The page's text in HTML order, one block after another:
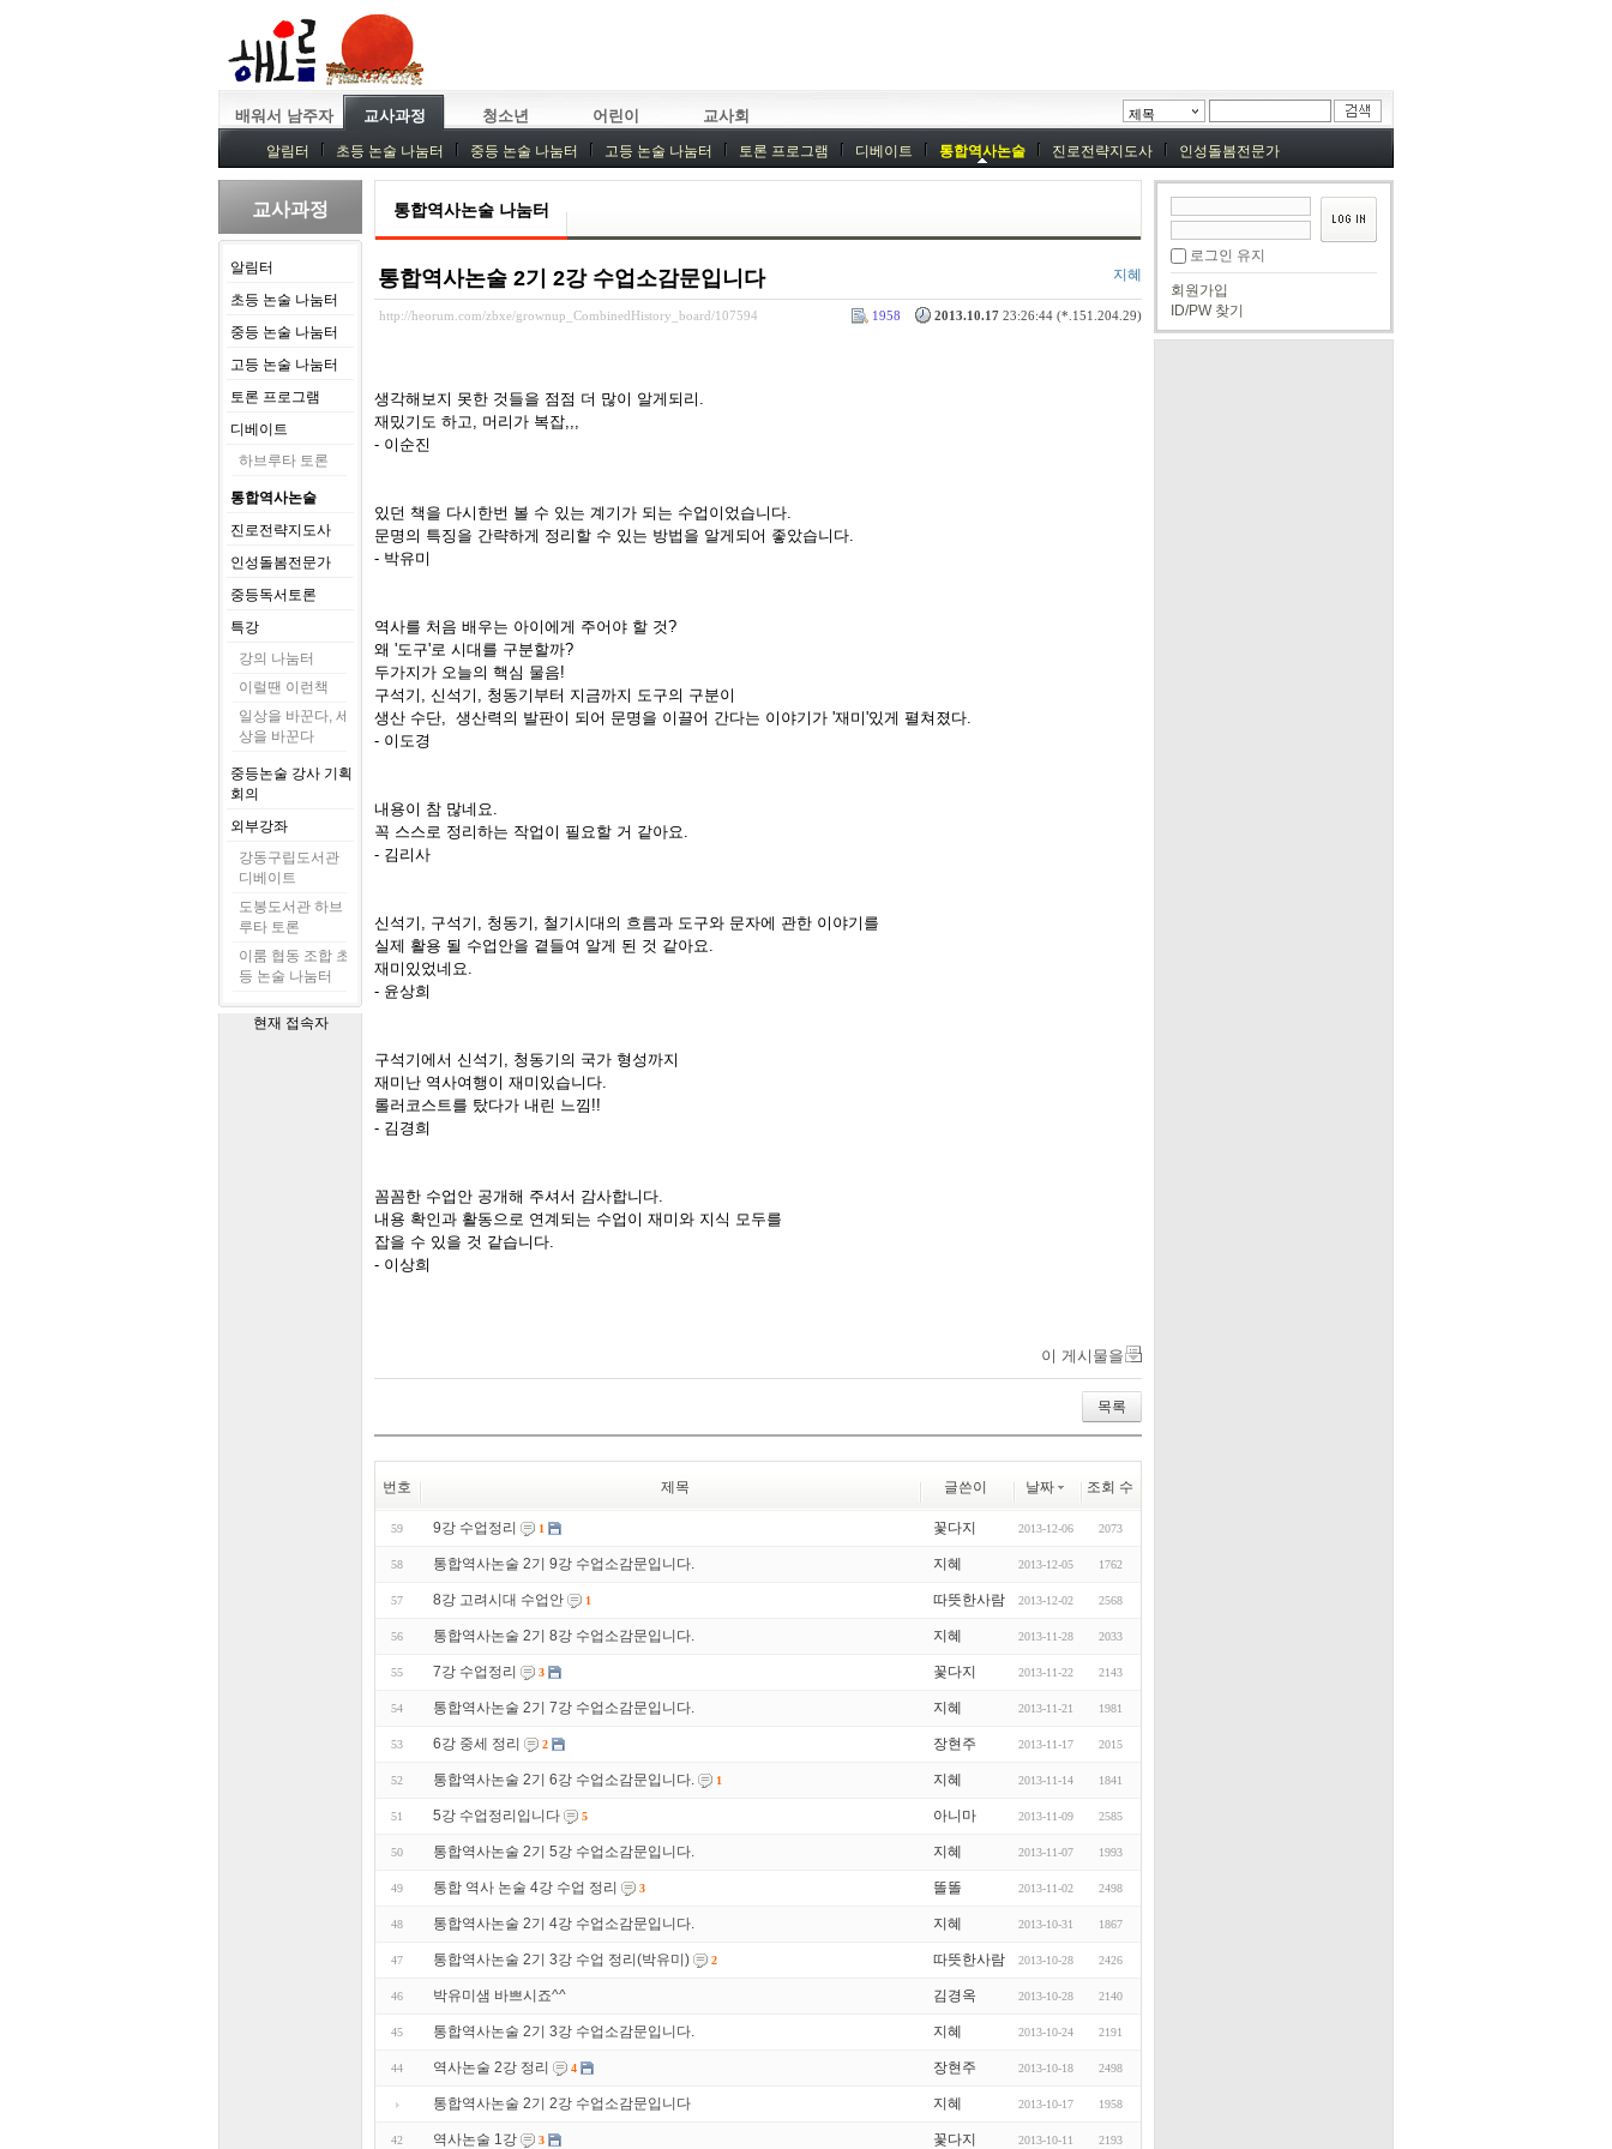
배워서 남주자 교사과정 청소년 어린이 교사회
알림터 초등 논술 나눔터 중등 논술 나눔터 고등 논술 나눔터 토론 프로그램 디베이트 통합역사논술 진로전략지도사
인성돌봄전문가
중등독서토론
특강 중등논술 강사 기획회의 외부강좌
제목
교사과정
알림터
초등 논술 나눔터
중등 논술 나눔터
고등 논술 나눔터
토론 프로그램
디베이트
하브루타 토론
통합역사논술
진로전략지도사
인성돌봄전문가
중등독서토론
특강
강의 나눔터
이럴땐 이런책
일상을 바꾼다, 세
상을 바꾼다
중등논술 강사 기획
회의
외부강좌
강동구립도서관
디베이트
도봉도서관 하브
루타 토론
이룸 협동 조합 초
등 논술 나눔터
현재 접속자
통합역사논술 나눔터
통합역사논술 2기 2강 수업소감문입니다 지혜
http://heorum.com/zbxe/grownup_CombinedHistory_board/107594 2013.10.17 23:26:44 (*.151.204.29)
1958
생각해보지 못한 것들을 점점 더 많이 알게되리.
재밌기도 하고, 머리가 복잡,,,
- 이순진
있던 책을 다시한번 볼 수 있는 계기가 되는 수업이었습니다.
문명의 특징을 간략하게 정리할 수 있는 방법을 알게되어 좋았습니다.
- 박유미
역사를 처음 배우는 아이에게 주어야 할 것?
왜 '도구'로 시대를 구분할까?
두가지가 오늘의 핵심 물음!
구석기, 신석기, 청동기부터 지금까지 도구의 구분이
생산 수단, 생산력의 발판이 되어 문명을 이끌어 간다는 이야기가 '재미'있게 펼쳐졌다.
- 이도경
내용이 참 많네요.
꼭 스스로 정리하는 작업이 필요할 거 같아요.
- 김리사
신석기, 구석기, 청동기, 철기시대의 흐름과 도구와 문자에 관한 이야기를
실제 활용 될 수업안을 곁들여 알게 된 것 같아요.
재미있었네요.
- 윤상희
구석기에서 신석기, 청동기의 국가 형성까지
재미난 역사여행이 재미있습니다.
롤러코스트를 탔다가 내린 느낌!!
- 김경희
꼼꼼한 수업안 공개해 주셔서 감사합니다.
내용 확인과 활동으로 연계되는 수업이 재미와 지식 모두를
잡을 수 있을 것 같습니다.
- 이상희
이 게시물을
목록
번호 제목 글쓴이 날짜 조회 수
59 9강 수업정리 1 꽃다지 2013-12-06 2073
58 통합역사논술 2기 9강 수업소감문입니다. 지혜 2013-12-05 1762
57 8강 고려시대 수업안 1 따뜻한사람 2013-12-02 2568
56 통합역사논술 2기 8강 수업소감문입니다. 지혜 2013-11-28 2033
55 7강 수업정리 3 꽃다지 2013-11-22 2143
54 통합역사논술 2기 7강 수업소감문입니다. 지혜 2013-11-21 1981
53 6강 중세 정리 2 장현주 2013-11-17 2015
52 통합역사논술 2기 6강 수업소감문입니다. 1 지혜 2013-11-14 1841
51 5강 수업정리입니다 5 아니마 2013-11-09 2585
50 통합역사논술 2기 5강 수업소감문입니다. 지혜 2013-11-07 1993
49 통합 역사 논술 4강 수업 정리 3 똘똘 2013-11-02 2498
48 통합역사논술 2기 4강 수업소감문입니다. 지혜 2013-10-31 1867
47 통합역사논술 2기 3강 수업 정리(박유미) 2 따뜻한사람 2013-10-28 2426
46 박유미샘 바쁘시죠^^ 김경옥 2013-10-28 2140
45 통합역사논술 2기 3강 수업소감문입니다. 지혜 2013-10-24 2191
44 역사논술 2강 정리 4 장현주 2013-10-18 2498
통합역사논술 2기 2강 수업소감문입니다 지혜 2013-10-17 1958
42 역사논술 1강 3 꽃다지 2013-10-11 2193
로그인 유지
회원가입
ID/PW 찾기